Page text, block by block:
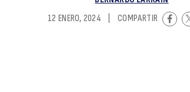
12 ENERO, 2024
COMPARTIR